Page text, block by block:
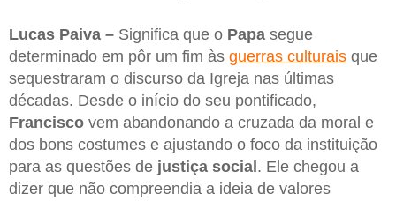
Lucas Paiva – Significa que o Papa segue
determinado em pôr um fim às guerras culturais que
sequestraram o discurso da Igreja nas últimas
décadas. Desde o início do seu pontificado,
Francisco vem abandonando a cruzada da moral e
dos bons costumes e ajustando o foco da instituição
para as questões de justiça social . Ele chegou a
dizer que não compreendia a ideia de valores